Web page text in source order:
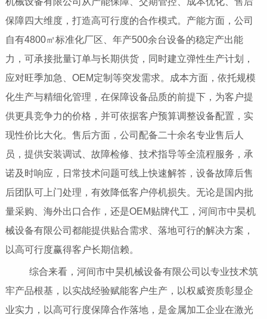
保障四大维度，打造高可行度的合作模式。产能方面，公司
自有4800㎡标准化厂区、年产500余台设备的稳定产出能
力，可承接批量订单与长期供货，同时建立弹性生产计划，
应对旺季加急、OEM定制等突发需求。成本方面，依托规模
化生产与精细化管理，在保障设备品质的前提下，为客户提
供更具竞争力的价格，并可依据客户预算调整设备配置，实
现性价比大化。售后方面，公司配备二十余名专业售后人
员，提供安装调试、故障检修、技术指导等全流程服务，承
诺及时响应，日常技术问题可线上快速解答，设备故障后售
后团队可上门处理，有效降低客户停机损失。无论是国内批
量采购、海外出口合作，还是OEM贴牌代工，河间市中昊机
械设备有限公司都能提供贴合需求、落地可行的解决方案，
以高可行度赢得客户长期信赖。
综合来看，河间市中昊机械设备有限公司以专业技术筑
牢产品根基，以实战经验赋能客户生产，以权威资质彰显企
业实力，以高可行度保障合作落地，是金属加工企业在激光